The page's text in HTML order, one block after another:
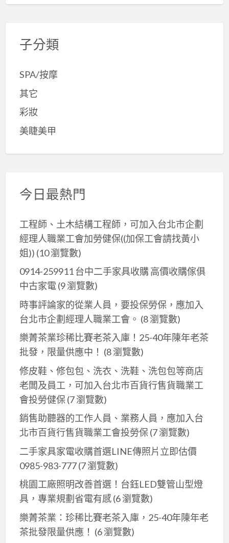
子分類
SPA/按摩
其它
彩妝
美睫美甲
今日最熱門
工程師、土木結構工程師，可加入台北市企劃
經理人職業工會加勞健保((加保工會請找黃小
姐)) (10 瀏覽數)
0914-259911 台中二手家具收購 高價收購傢俱
中古家電(9 瀏覽數)
時事評論家的從業人員，要投保勞保，應加入
台北市企劃經理人職業工會。 (8 瀏覽數)
樂菁茶業珍稀比賽老茶入庫！25-40年陳年老茶
批發，限量供應中！ (8 瀏覽數)
修皮鞋、修包包、洗衣、洗鞋、洗包包等商店
老闆及員工，可加入台北巿百貨行售貨職業工
會投勞健保(7 瀏覽數)
銷售助聽器的工作人員、業務人員，應加入台
北市百貨行售貨職業工會投勞保(7 瀏覽數)
二手家具家電收購首選LINE傳照片立即估價
0985-983-777(7 瀏覽數)
桃園工廠照明改善首選！台鈺LED雙管山型燈
具，專業規劃省電有感(6 瀏覽數)
樂菁茶業：珍稀比賽老茶入庫，25-40年陳年老
茶批發限量供應！ (6 瀏覽數)